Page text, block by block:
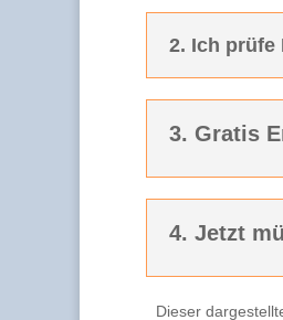
2. Ich prüfe
3. Gratis
4. Jetzt
Dieser